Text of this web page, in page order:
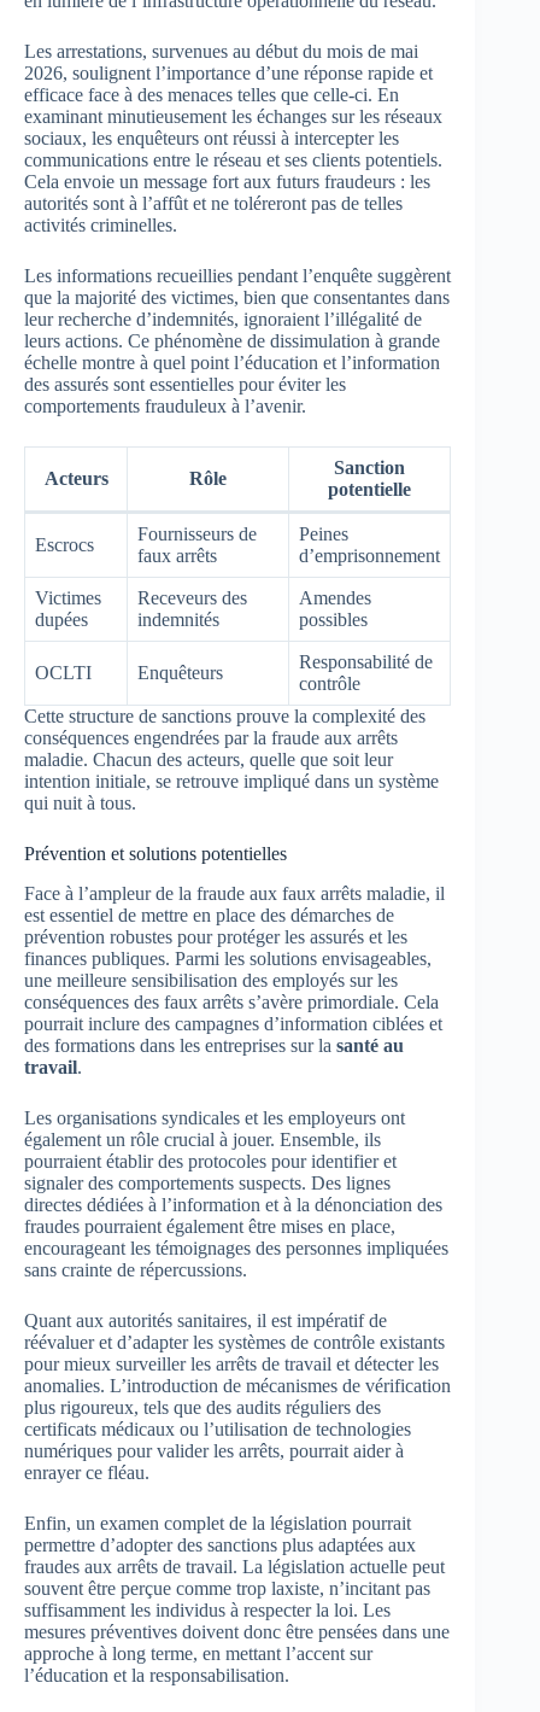
Les arrestations, survenues au début du mois de mai
2026, soulignent l’importance d’une réponse rapide et
efficace face à des menaces telles que celle-ci. En
examinant minutieusement les échanges sur les réseaux
sociaux, les enquêteurs ont réussi à intercepter les
communications entre le réseau et ses clients potentiels.
Cela envoie un message fort aux futurs fraudeurs : les
autorités sont à l’affût et ne toléreront pas de telles
activités criminelles.
Les informations recueillies pendant l’enquête suggèrent
que la majorité des victimes, bien que consentantes dans
leur recherche d’indemnités, ignoraient l’illégalité de
leurs actions. Ce phénomène de dissimulation à grande
échelle montre à quel point l’éducation et l’information
des assurés sont essentielles pour éviter les
comportements frauduleux à l’avenir.
Acteurs Rôle
Sanction
potentielle
Escrocs
Fournisseurs de
faux arrêts
Peines
d’emprisonnement
Victimes
dupées
Receveurs des
indemnités
Amendes
possibles
OCLTI Enquêteurs
Responsabilité de
contrôle
Cette structure de sanctions prouve la complexité des
conséquences engendrées par la fraude aux arrêts
maladie. Chacun des acteurs, quelle que soit leur
intention initiale, se retrouve impliqué dans un système
qui nuit à tous.
Prévention et solutions potentielles
Face à l’ampleur de la fraude aux faux arrêts maladie, il
est essentiel de mettre en place des démarches de
prévention robustes pour protéger les assurés et les
finances publiques. Parmi les solutions envisageables,
une meilleure sensibilisation des employés sur les
conséquences des faux arrêts s’avère primordiale. Cela
pourrait inclure des campagnes d’information ciblées et
des formations dans les entreprises sur la santé au
travail.
Les organisations syndicales et les employeurs ont
également un rôle crucial à jouer. Ensemble, ils
pourraient établir des protocoles pour identifier et
signaler des comportements suspects. Des lignes
directes dédiées à l’information et à la dénonciation des
fraudes pourraient également être mises en place,
encourageant les témoignages des personnes impliquées
sans crainte de répercussions.
Quant aux autorités sanitaires, il est impératif de
réévaluer et d’adapter les systèmes de contrôle existants
pour mieux surveiller les arrêts de travail et détecter les
anomalies. L’introduction de mécanismes de vérification
plus rigoureux, tels que des audits réguliers des
certificats médicaux ou l’utilisation de technologies
numériques pour valider les arrêts, pourrait aider à
enrayer ce fléau.
Enfin, un examen complet de la législation pourrait
permettre d’adopter des sanctions plus adaptées aux
fraudes aux arrêts de travail. La législation actuelle peut
souvent être perçue comme trop laxiste, n’incitant pas
suffisamment les individus à respecter la loi. Les
mesures préventives doivent donc être pensées dans une
approche à long terme, en mettant l’accent sur
l’éducation et la responsabilisation.